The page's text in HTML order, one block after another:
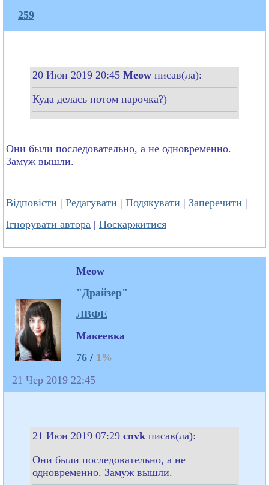
259
20 Июн 2019 20:45 Meow писав(ла):
Куда делась потом парочка?)
Они были последовательно, а не одновременно.
Замуж вышли.
Відповісти | Редагувати | Подякувати | Заперечити |
Ігнорувати автора | Поскаржитися
Meow
"Драйзер"
ЛВФЕ
Макеевка
76/ 1%
21 Чер 2019 22:45
21 Июн 2019 07:29 cnvk писав(ла):
Они были последовательно, а не
одновременно. Замуж вышли.